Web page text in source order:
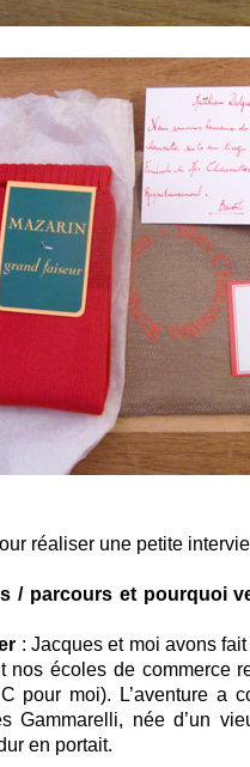
réaliser une petite
/ parcours et pourquoi
: Jacques et moi avons
nos écoles de commerce
pour moi). L’aventure a
Gammarelli, née d’un
en portait.